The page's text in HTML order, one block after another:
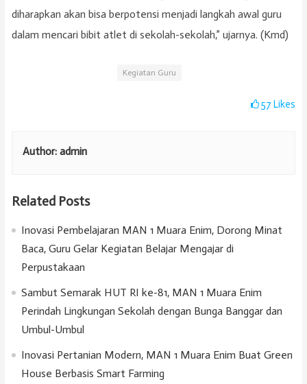
diharapkan akan bisa berpotensi menjadi langkah awal guru
dalam mencari bibit atlet di sekolah-sekolah,” ujarnya. (Kmd)
Kegiatan Guru
57Likes
Author: admin
Related Posts
Inovasi Pembelajaran MAN 1 Muara Enim, Dorong Minat
Baca, Guru Gelar Kegiatan Belajar Mengajar di
Perpustakaan
Sambut Semarak HUT RI ke-81, MAN 1 Muara Enim
Perindah Lingkungan Sekolah dengan Bunga Banggar dan
Umbul-Umbul
Inovasi Pertanian Modern, MAN 1 Muara Enim Buat Green
House Berbasis Smart Farming